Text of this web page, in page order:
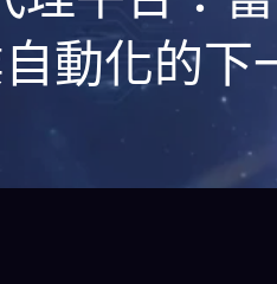
動化的下